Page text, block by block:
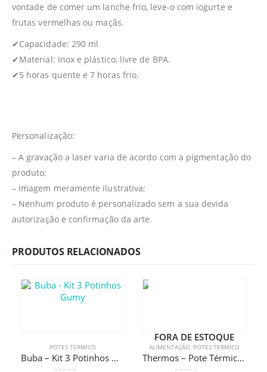
vontade de comer um lanche frio, leve-o com iogurte e
frutas vermelhas ou maçãs.
✔Capacidade: 290 ml
✔Material: Inox e plástico, livre de BPA.
✔5 horas quente e 7 horas frio.
Personalização:
– A gravação a laser varia de acordo com a pigmentação do
produto;
– Imagem meramente ilustrativa;
– Nenhum produto é personalizado sem a sua devida
autorização e confirmação da arte.
PRODUTOS RELACIONADOS
POTES TERMICO
Buba – Kit 3 Potinhos Gumy
FORA DE ESTOQUE
ALIMENTAÇÃO, POTES TERMICO
Thermos – Pote Térmico 470ml Andes Coral com gravação a laser